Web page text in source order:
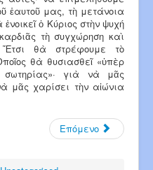
ἑαυτοῦ μας, τὴ μετάνοια
ὁ Κύριος στὴν ψυχή
τὴ συγχώρηση καὶ
Ἔτσι θὰ στρέφουμε τὸ
θὰ θυσιασθεῖ «ὑπὲρ
γιὰ νὰ μᾶς
μᾶς χαρίσει τὴν αἰώνια
Επόμενο